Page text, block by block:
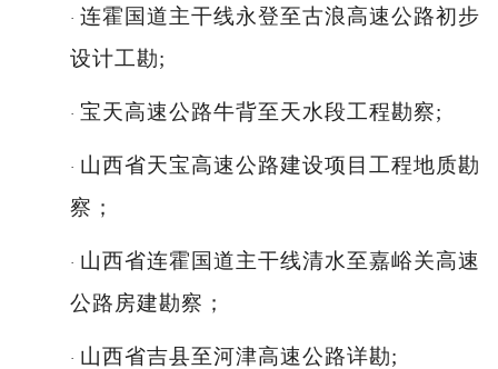
· 连霍国道主干线永登至古浪高速公路初步
设计工勘;
· 宝天高速公路牛背至天水段工程勘察;
· 山西省天宝高速公路建设项目工程地质勘
察；
· 山西省连霍国道主干线清水至嘉峪关高速
公路房建勘察；
· 山西省吉县至河津高速公路详勘;